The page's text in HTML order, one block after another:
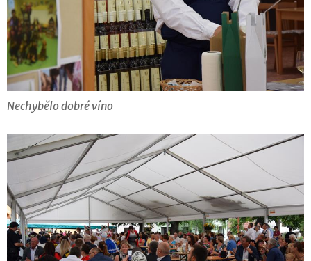
Nechybělo dobré víno